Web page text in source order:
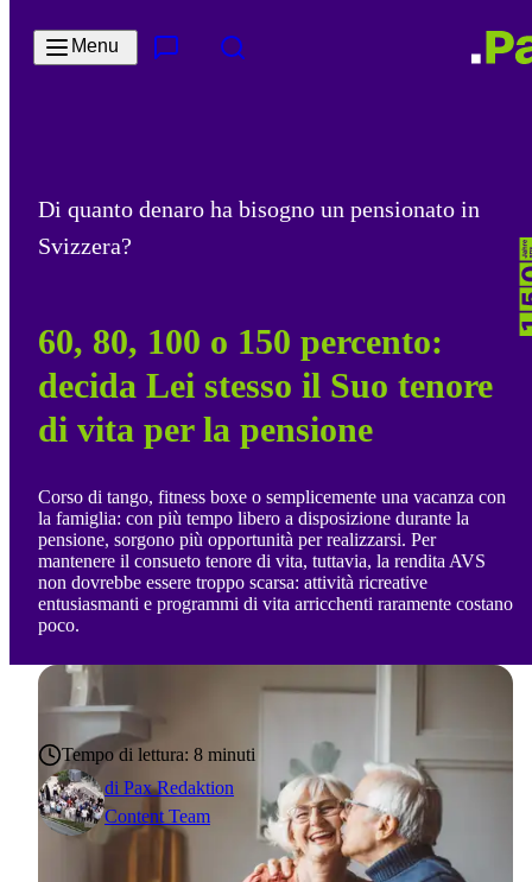
Menu
Di quanto denaro ha bisogno un pensionato in
Svizzera?
60, 80, 100 o 150 percento:
decida Lei stesso il Suo tenore
di vita per la pensione
Corso di tango, fitness boxe o semplicemente una vacanza con
la famiglia: con più tempo libero a disposizione durante la
pensione, sorgono più opportunità per realizzarsi. Per
mantenere il consueto tenore di vita, tuttavia, la rendita AVS
non dovrebbe essere troppo scarsa: attività ricreative
entusiasmanti e programmi di vita arricchenti raramente costano
poco.
di Pax Redaktion
Content Team
Tempo di lettura: 8 minuti